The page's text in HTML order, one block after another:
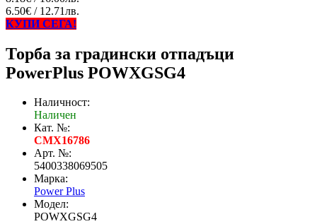
6.50€ / 12.71лв.
КУПИ СЕГА!
Торба за градински отпадъци
PowerPlus POWXGSG4
Наличност:
Наличен
Кат. №:
CMX16786
Арт. №:
5400338069505
Марка:
Power Plus
Модел:
POWXGSG4